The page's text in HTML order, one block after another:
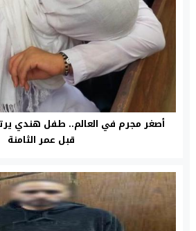
أصغر مجرم في العالم.. طفل هندي
قبل عمر الثامنة